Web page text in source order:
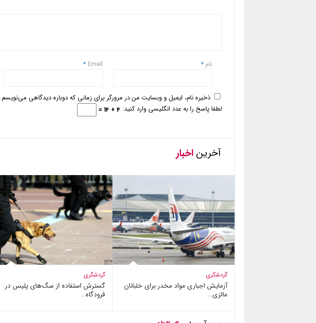
نام *
Email
*
ذخیره نام، ایمیل و وبسایت من در مرورگر برای زمانی که دوباره دیدگاهی می‌نویسم.
لطفا پاسخ را به عدد انگلیسی وارد کنید: 4 + 14 =
آخریناخبار
گردشگری
آزمایش اجباری مواد مخدر برای خلبانان
مالزی…
گردشگری
گسترش استفاده از سگ‌های پلیس در
فرودگاه…